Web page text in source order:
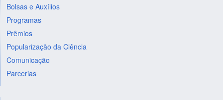
Bolsas e Auxílios
Programas
Prêmios
Popularização da Ciência
Comunicação
Parcerias